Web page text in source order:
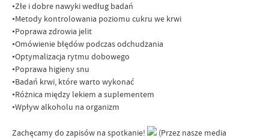
•Złe i dobre nawyki według badań
•Metody kontrolowania poziomu cukru we krwi
•Poprawa zdrowia jelit
•Omówienie błędów podczas odchudzania
•Optymalizacja rytmu dobowego
•Poprawa higieny snu
•Badań krwi, które warto wykonać
•Różnica między lekiem a suplementem
•Wpływ alkoholu na organizm
Zachęcamy do zapisów na spotkanie! (Przez nasze media